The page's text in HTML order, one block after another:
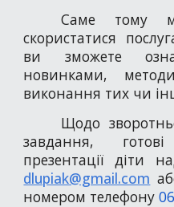
Саме тому
скористатися
ви зможете
новинками,
виконання тих чи
Щодо
завдання,
презентації діти
dlupiak@gmail.com
номером телефону